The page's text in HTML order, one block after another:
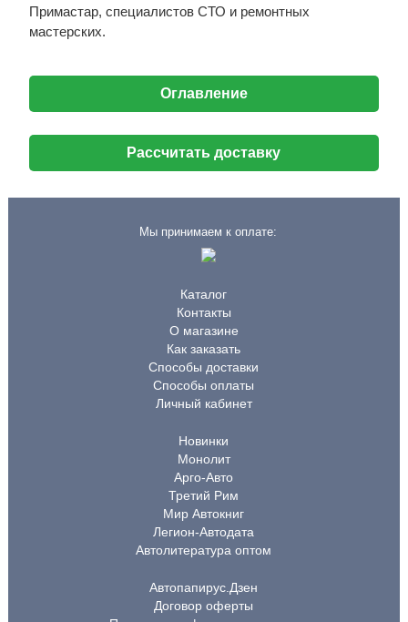
Примастар, специалистов СТО и ремонтных
мастерских.
Оглавление
Рассчитать доставку
Мы принимаем к оплате:
Каталог
Контакты
О магазине
Как заказать
Способы доставки
Способы оплаты
Личный кабинет
Новинки
Монолит
Арго-Авто
Третий Рим
Мир Автокниг
Легион-Автодата
Автолитература оптом
Автопапирус.Дзен
Договор оферты